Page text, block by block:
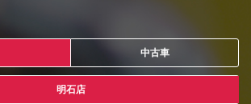
中古車
明石店